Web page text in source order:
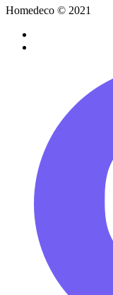
Homedeco © 2021